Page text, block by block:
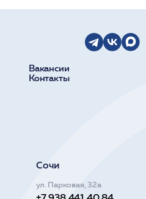
Вакансии
Контакты
Сочи
ул. Парковая, 32а